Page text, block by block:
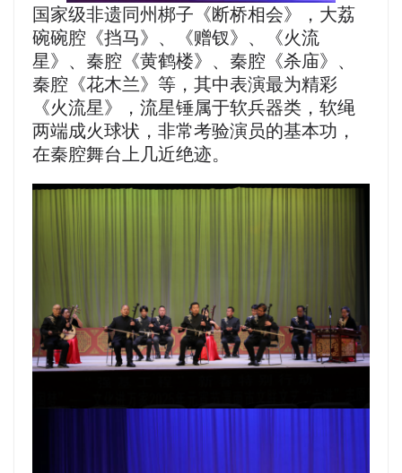
国家级非遗同州梆子《断桥相会》，大荔
碗碗腔《挡马》、《赠钗》、《火流
星》、秦腔《黄鹤楼》、秦腔《杀庙》、
秦腔《花木兰》等，其中表演最为精彩
《火流星》，流星锤属于软兵器类，软绳
两端成火球状，非常考验演员的基本功，
在秦腔舞台上几近绝迹。